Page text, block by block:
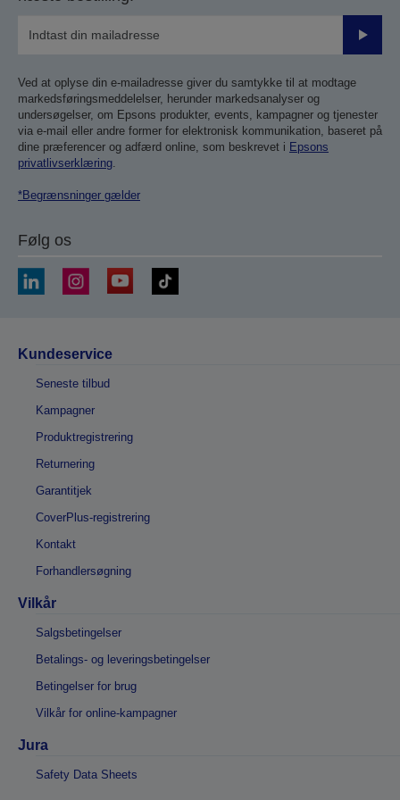
Send
Ved at oplyse din e-mailadresse giver du samtykke til at modtage
markedsføringsmeddelelser, herunder markedsanalyser og
undersøgelser, om Epsons produkter, events, kampagner og tjenester
via e-mail eller andre former for elektronisk kommunikation, baseret på
dine præferencer og adfærd online, som beskrevet i Epsons
privatlivserklæring
*Begrænsninger gælder
Følg os
Kundeservice
Seneste tilbud
Kampagner
Produktregistrering
Returnering
Garantitjek
CoverPlus-registrering
Kontakt
Forhandlersøgning
Vilkår
Salgsbetingelser
Betalings- og leveringsbetingelser
Betingelser for brug
Vilkår for online-kampagner
Jura
Safety Data Sheets